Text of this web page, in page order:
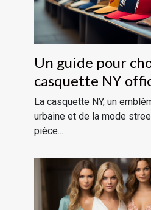
Un guide pour
casquette NY
pour votre style
La casquette NY, un
urbaine et de la mode
pièce...